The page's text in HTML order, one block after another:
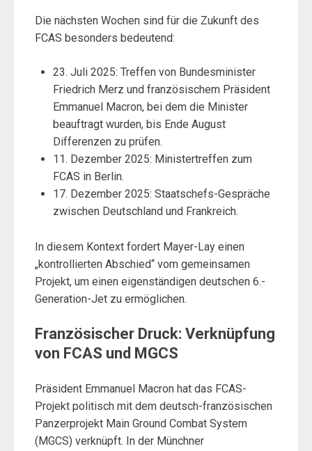
Die nächsten Wochen sind für die Zukunft des
FCAS besonders bedeutend:
23. Juli 2025: Treffen von Bundesminister
Friedrich Merz und französischem Präsident
Emmanuel Macron, bei dem die Minister
beauftragt wurden, bis Ende August
Differenzen zu prüfen.
11. Dezember 2025: Ministertreffen zum
FCAS in Berlin.
17. Dezember 2025: Staatschefs-Gespräche
zwischen Deutschland und Frankreich.
In diesem Kontext fordert Mayer-Lay einen
„kontrollierten Abschied“ vom gemeinsamen
Projekt, um einen eigenständigen deutschen 6.-
Generation-Jet zu ermöglichen.
Französischer Druck: Verknüpfung
von FCAS und MGCS
Präsident Emmanuel Macron hat das FCAS-
Projekt politisch mit dem deutsch-französischen
Panzerprojekt Main Ground Combat System
(MGCS) verknüpft. In der Münchner